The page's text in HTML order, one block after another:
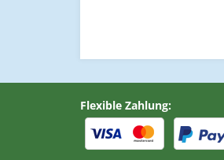
Flexible Zahlung: